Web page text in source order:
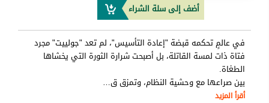
أضف إلى سلة الشراء
في عالمٍ تحكمه قبضة "إعادة التأسيس"، لم تعد ‎"جولييت" مجرد
فتاة ذات لمسة القاتلة، بل أصبحت شرارة الثورة التي يخشاها
الطغاة. ‎
بين صراعها مع وحشية النظام، وتمزق ق…
أقرأ المزيد